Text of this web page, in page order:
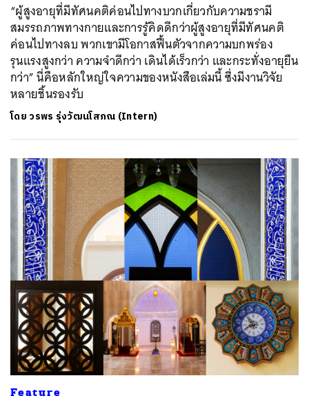
“ผู้สูงอายุที่มีทัศนคติค่อนไปทางบวกเกี่ยวกับความชรามี
สมรรถภาพทางกายและการรู้คิดดีกว่าผู้สูงอายุที่มีทัศนคติ
ค่อนไปทางลบ พวกเขามีโอกาสฟื้นตัวจากความบกพร่อง
รุนแรงสูงกว่า ความจำดีกว่า เดินได้เร็วกว่า และกระทั่งอายุยืน
กว่า” นี่คือหลักใหญ่ใจความของหนังสือเล่มนี้ ซึ่งมีงานวิจัย
หลายชิ้นรองรับ
โดยวรพร รุ่งวัฒนโสภณ (Intern)
Feature